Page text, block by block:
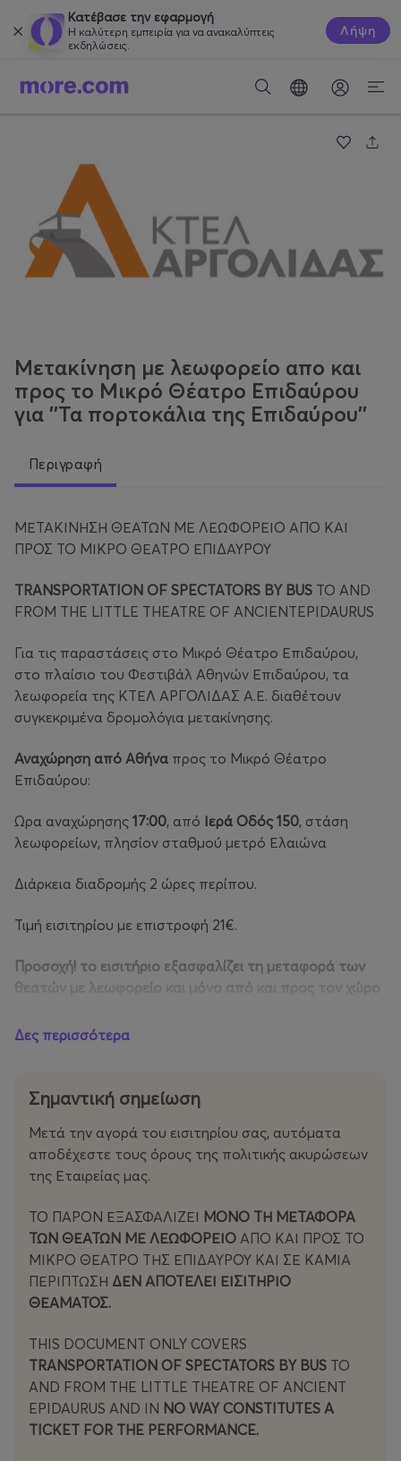
Κατέβασε την εφαρμογή
Η καλύτερη εμπειρία για να ανακαλύπτεις
εκδηλώσεις.
Λήψη
Μετακίνηση με λεωφορείο απο και
προς το Μικρό Θέατρο Επιδαύρου
για ''Τα πορτοκάλια της Επιδαύρου''
Περιγραφή
ΜΕΤΑΚΙΝΗΣΗ ΘΕΑΤΩΝ ΜΕ ΛΕΩΦΟΡΕΙΟ ΑΠΟ ΚΑΙ
ΠΡΟΣ ΤΟ ΜΙΚΡΟ ΘΕΑΤΡΟ ΕΠΙΔΑΥΡΟΥ
TRANSPORTATION OF SPECTATORS BY BUS TO AND
FROM THE LITTLE THEATRE OF ANCIENTEPIDAURUS
Για τις παραστάσεις στο Μικρό Θέατρο Επιδαύρου,
στο πλαίσιο του Φεστιβάλ Αθηνών Επιδαύρου, τα
λεωφορεία της ΚΤΕΛ ΑΡΓΟΛΙΔΑΣ Α.Ε. διαθέτουν
συγκεκριμένα δρομολόγια μετακίνησης.
Αναχώρηση από Αθήνα προς το Μικρό Θέατρο
Επιδαύρου:
Ώρα αναχώρησης 17:00, από Ιερά Οδός 150, στάση
λεωφορείων, πλησίον σταθμού μετρό Ελαιώνα
Διάρκεια διαδρομής 2 ώρες περίπου.
Τιμή εισιτηρίου με επιστροφή 21€.
Προσοχή! το εισιτήριο εξασφαλίζει τη μεταφορά των
θεατών με λεωφορείο και μόνο από και προς τον χώρο
20΄ μετά το τέλος της παράστασης,
Στάσεις στο μετρό Ελαιώνα και μετρό Συντάγματος
(επί της οδού Μητροπόλεως – τελική στάση).
Δες περισσότερα
Σημαντική σημείωση
Μετά την αγορά του εισιτηρίου σας, αυτόματα
αποδέχεστε τους όρους της πολιτικής ακυρώσεων
της Εταιρείας μας.
ΤΟ ΠΑΡΟΝ ΕΞΑΣΦΑΛΙΖΕΙ ΜΟΝΟ ΤΗ ΜΕΤΑΦΟΡΑ
ΤΩΝ ΘΕΑΤΩΝ ΜΕ ΛΕΩΦΟΡΕΙΟ ΑΠΟ ΚΑΙ ΠΡΟΣ ΤΟ
ΜΙΚΡΟ ΘΕΑΤΡΟ ΤΗΣ ΕΠΙΔΑΥΡΟΥ ΚΑΙ ΣΕ ΚΑΜΙΑ
ΠΕΡΊΠΤΩΣΗ ΔΕΝ ΑΠΟΤΕΛΕΙ ΕΙΣΙΤΗΡΙΟ
ΘΕΑΜΑΤΟΣ.
THIS DOCUMENT ONLY COVERS
TRANSPORTATION OF SPECTATORS BY BUS TO
AND FROM THE LITTLE THEATRE OF ANCIENT
EPIDAURUS AND IN NO WAY CONSTITUTES A
TICKET FOR THE PERFORMANCE.